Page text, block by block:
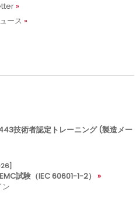
ース
技術者認定トレーニング (製造メー
試験（IEC 60601-1-2）